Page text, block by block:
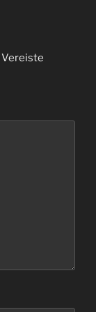
Vereiste